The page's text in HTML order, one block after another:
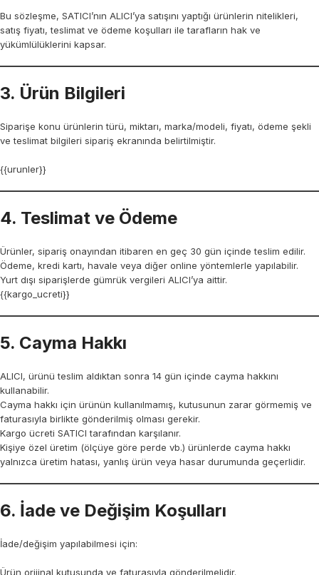
Bu sözleşme, SATICI’nın ALICI’ya satışını yaptığı ürünlerin nitelikleri,
satış fiyatı, teslimat ve ödeme koşulları ile tarafların hak ve
yükümlülüklerini kapsar.
3. Ürün Bilgileri
Siparişe konu ürünlerin türü, miktarı, marka/modeli, fiyatı, ödeme şekli
ve teslimat bilgileri sipariş ekranında belirtilmiştir.
{{urunler}}
4. Teslimat ve Ödeme
Ürünler, sipariş onayından itibaren en geç 30 gün içinde teslim edilir.
Ödeme, kredi kartı, havale veya diğer online yöntemlerle yapılabilir.
Yurt dışı siparişlerde gümrük vergileri ALICI’ya aittir.
{{kargo_ucreti}}
5. Cayma Hakkı
ALICI, ürünü teslim aldıktan sonra 14 gün içinde cayma hakkını
kullanabilir.
Cayma hakkı için ürünün kullanılmamış, kutusunun zarar görmemiş ve
faturasıyla birlikte gönderilmiş olması gerekir.
Kargo ücreti SATICI tarafından karşılanır.
Kişiye özel üretim (ölçüye göre perde vb.) ürünlerde cayma hakkı
yalnızca üretim hatası, yanlış ürün veya hasar durumunda geçerlidir.
6. İade ve Değişim Koşulları
İade/değişim yapılabilmesi için:
Ürün orijinal kutusunda ve faturasıyla gönderilmelidir.